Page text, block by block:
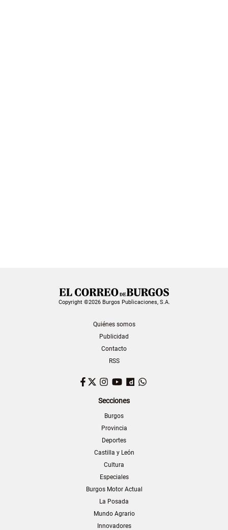
Copyright ©2026 Burgos Publicaciones, S.A.
Quiénes somos
Publicidad
Contacto
RSS
Facebook
TwitterInstagram
YouTubeDailymotion
Secciones
Burgos
Provincia
Deportes
Castilla y León
Cultura
Especiales
Burgos Motor Actual
La Posada
Mundo Agrario
Innovadores